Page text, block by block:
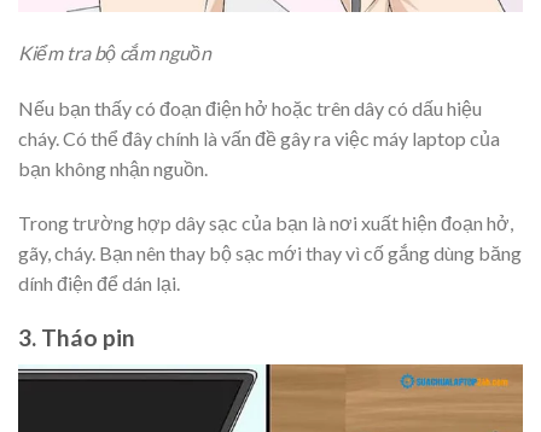
Kiểm tra bộ cắm nguồn
Nếu bạn thấy có đoạn điện hở hoặc trên dây có dấu hiệu
cháy. Có thể đây chính là vấn đề gây ra việc máy laptop của
bạn không nhận nguồn.
Trong trường hợp dây sạc của bạn là nơi xuất hiện đoạn hở,
gãy, cháy. Bạn nên thay bộ sạc mới thay vì cố gắng dùng băng
dính điện để dán lại.
3. Tháo pin